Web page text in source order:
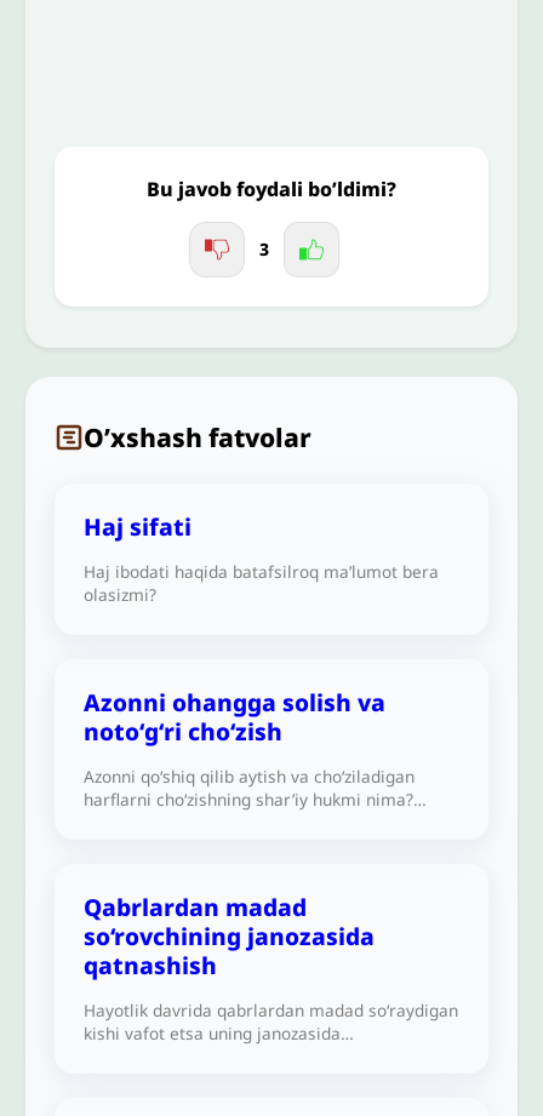
Bu javob foydali bo’ldimi?
3
O’xshash fatvolar
Haj sifati
Haj ibodati haqida batafsilroq ma’lumot bera
olasizmi?
Azonni ohangga solish va
notoʻgʻri cho‘zish
Azonni qo‘shiq qilib aytish va cho‘ziladigan
harflarni cho‘zishning shar’iy hukmi nima?
Qabrlardan madad
so‘rovchining janozasida
qatnashish
Hayotlik davrida qabrlardan madad so‘raydigan
kishi vafot etsa uning janozasida